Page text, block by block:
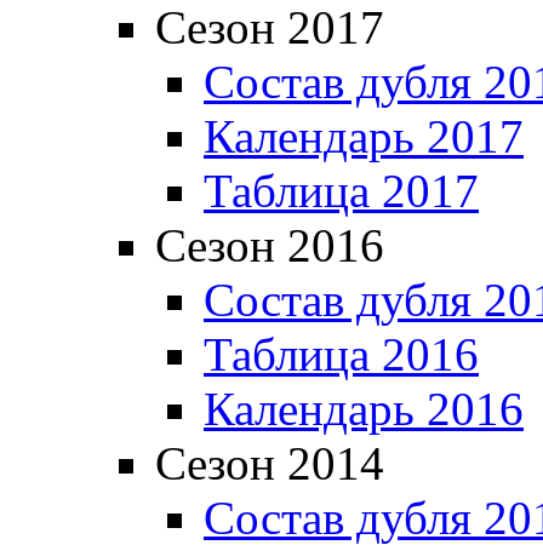
Сезон 2017
Состав дубля
Календарь 2017
Таблица 2017
Сезон 2016
Состав дубля
Таблица 2016
Календарь 2016
Сезон 2014
Состав дубля